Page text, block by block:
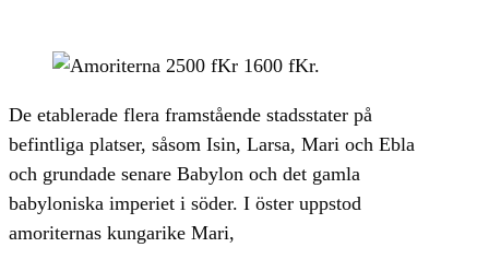
De etablerade flera framstående stadsstater på
befintliga platser, såsom Isin, Larsa, Mari och Ebla
och grundade senare Babylon och det gamla
babyloniska imperiet i söder. I öster uppstod
amoriternas kungarike Mari,